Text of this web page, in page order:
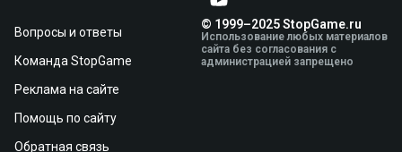
Вопросы и ответы
Команда StopGame
Реклама на сайте
Помощь по сайту
Обратная связь
© 1999–2025 StopGame.ru
Использование любых материалов
сайта без согласования с
администрацией запрещено